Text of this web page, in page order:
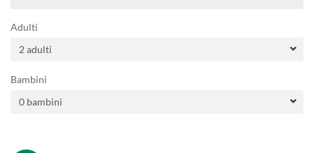
Adulti
Bambini